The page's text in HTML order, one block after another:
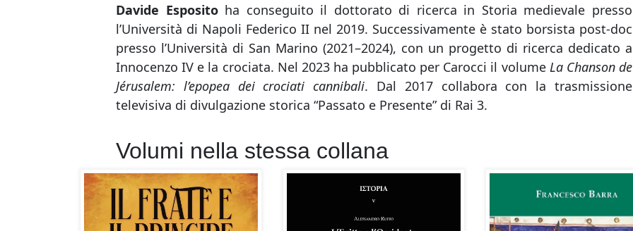
Davide Espositoha conseguito il dottorato di ricerca in Storia medievale presso
l’Università di Napoli Federico II nel 2019. Successivamente è stato borsista post-doc
presso l’Università di San Marino (2021–2024), con un progetto di ricerca dedicato a
Innocenzo IV e la crociata. Nel 2023 ha pubblicato per Carocci il volume La Chanson de
Jérusalem: l’epopea dei crociati cannibali. Dal 2017 collabora con la trasmissione
televisiva di divulgazione storica “Passato e Presente” di Rai 3.
Volumi nella stessa collana